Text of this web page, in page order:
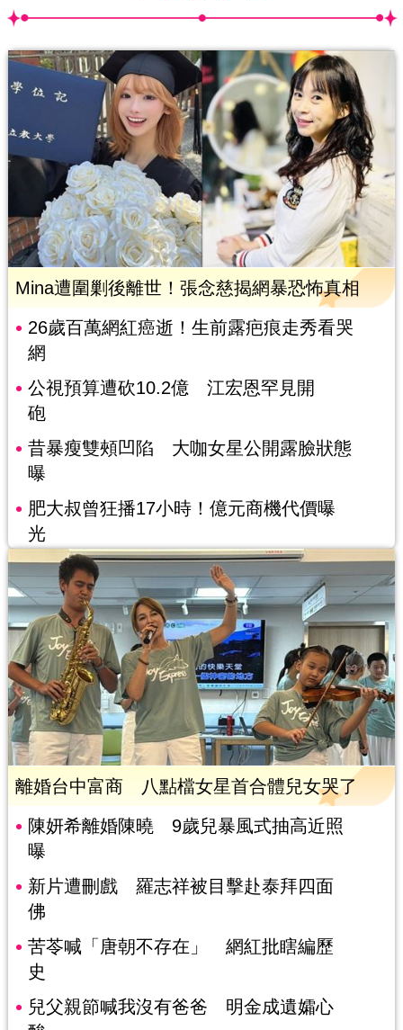
Mina遭圍剿後離世！張念慈揭網暴恐怖真相
26歲百萬網紅癌逝！生前露疤痕走秀看哭
網
公視預算遭砍10.2億 江宏恩罕見開
砲
昔暴瘦雙頰凹陷 大咖女星公開露臉狀態
曝
肥大叔曾狂播17小時！億元商機代價曝
光
離婚台中富商 八點檔女星首合體兒女哭了
陳妍希離婚陳曉 9歲兒暴風式抽高近照
曝
新片遭刪戲 羅志祥被目擊赴泰拜四面
佛
苦苓喊「唐朝不存在」 網紅批瞎編歷
史
兒父親節喊我沒有爸爸 明金成遺孀心